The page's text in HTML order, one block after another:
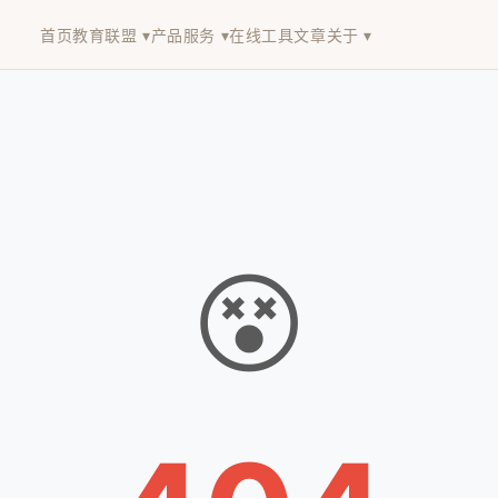
首页教育联盟 ▾产品服务 ▾在线工具文章关于 ▾
😵